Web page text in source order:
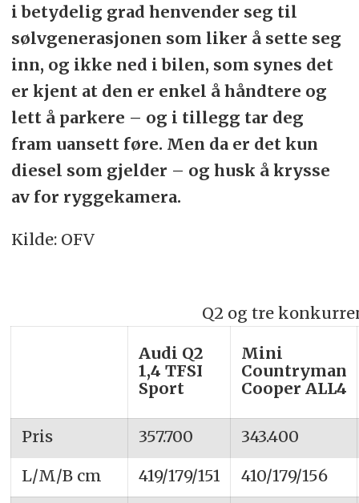
i betydelig grad henvender seg til
sølvgenerasjonen som liker å sette seg
inn, og ikke ned i bilen, som synes det
er kjent at den er enkel å håndtere og
lett å parkere – og i tillegg tar deg
fram uansett føre. Men da er det kun
diesel som gjelder – og husk å krysse
av for ryggekamera.
Kilde: OFV
Q2 og tre
Audi Q2
1,4 TFSI
Sport
Mini
Countryman
Cooper ALL4
Pris 357.700
343.400
L/M/B cm
419/179/151 410/179/156